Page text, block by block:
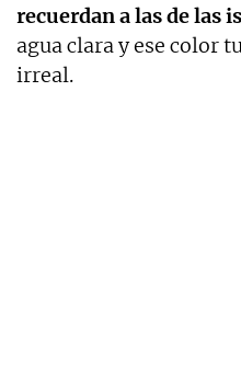
recuerdan a las de las
agua clara y ese color
irreal.